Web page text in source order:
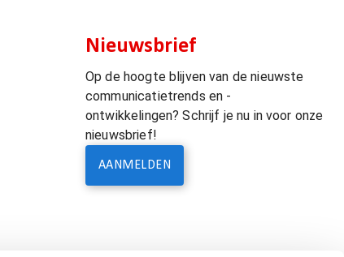
Nieuwsbrief
Op de hoogte blijven van de nieuwste
communicatietrends en -
ontwikkelingen? Schrijf je nu in voor onze
nieuwsbrief!
AANMELDEN